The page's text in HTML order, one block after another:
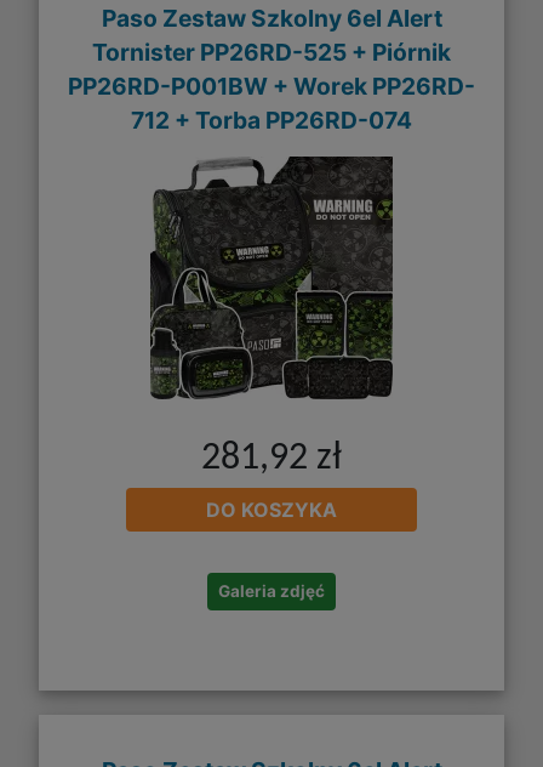
Paso Zestaw Szkolny 6el Alert
Tornister PP26RD-525 + Piórnik
PP26RD-P001BW + Worek PP26RD-
712 + Torba PP26RD-074
281,92 zł
DO KOSZYKA
Galeria zdjęć